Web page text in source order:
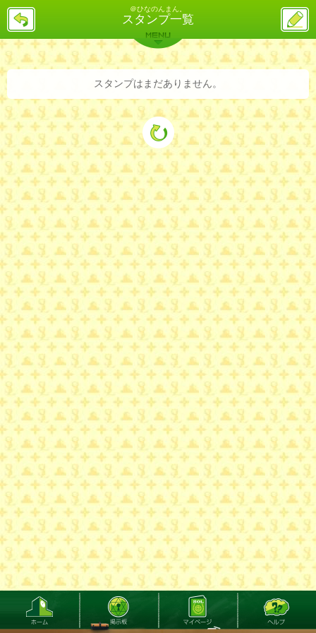
＠ひなのんまん。
スタンプ一覧
戻
ス
投
稿
バックナンバー 詳細検索 ランキング
MENU
スタンプはまだありません。